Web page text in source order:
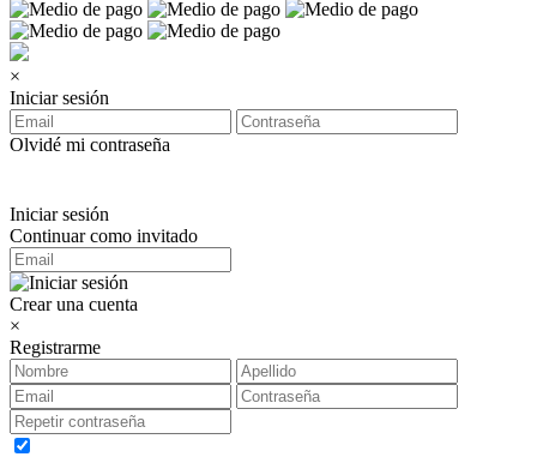
×
Iniciar sesión
Olvidé mi contraseña
Iniciar sesión
Continuar como invitado
Crear una cuenta
×
Registrarme